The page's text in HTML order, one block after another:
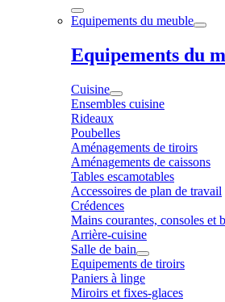
Equipements du meuble
Equipements du
Cuisine
Ensembles cuisine
Rideaux
Poubelles
Aménagements de tiroirs
Aménagements de caissons
Tables escamotables
Accessoires de plan de travail
Crédences
Mains courantes, consoles et
Arrière-cuisine
Salle de bain
Equipements de tiroirs
Paniers à linge
Miroirs et fixes-glaces